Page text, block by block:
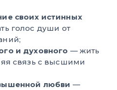
своих истинных
голос души от
и духовного — жить
связь с высшими
любви —